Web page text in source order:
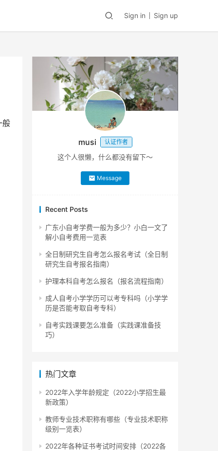
Sign in Sign up
般
musi 认证作者
这个人很懒，什么都没有留下～
Message
Recent Posts
广东小自考学费一般为多少？小白一文了
解小自考费用一览表
全日制研究生自考怎么报名考试（全日制
研究生自考报名指南）
护理本科自考怎么报名（报名流程指南）
成人自考小学学历可以考专科吗（小学学
历是否能考取自考专科）
自考实践课要怎么准备（实践课准备技
巧）
热门文章
2022年入学年龄规定（2022小学招生最
新政策）
教师专业技术职称有哪些（专业技术职称
级别一览表）
2022年各种证书考试时间安排（2022各